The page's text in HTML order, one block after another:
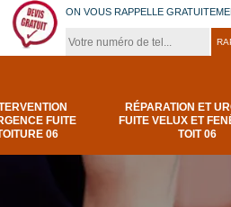
ON VOUS RAPPELLE
FUITE
06
RÉPARATION ET
FUITE VELUX ET
TOIT 06